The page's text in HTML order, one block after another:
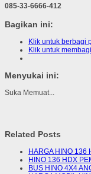
085-33-6666-412
Bagikan ini:
Klik untuk berbagi
Klik untuk
Menyukai ini:
Suka Memuat...
Related Posts
HARGA HINO 136
HINO 136 HDX
BUS HINO 4X4